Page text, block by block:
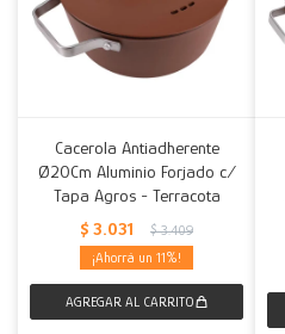
Cacerola Antiadherente
Ø20Cm Aluminio Forjado c/
Tapa Agros - Terracota
$ 3.031 $ 3.409
11